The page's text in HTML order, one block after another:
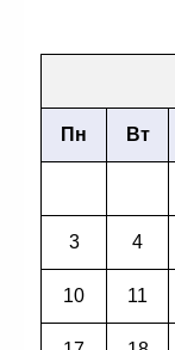
Пн Вт
3 4
10 11